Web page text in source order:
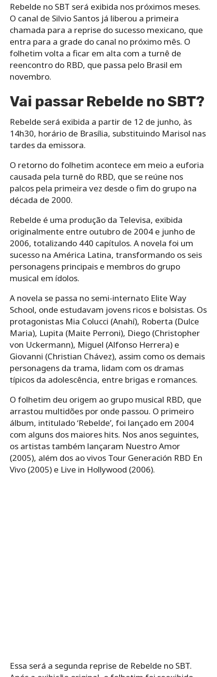
Rebelde no SBT será exibida nos próximos meses.
O canal de Silvio Santos já liberou a primeira
chamada para a reprise do sucesso mexicano, que
entra para a grade do canal no próximo mês. O
folhetim volta a ficar em alta com a turnê de
reencontro do RBD, que passa pelo Brasil em
novembro.
Vai passar Rebelde no SBT?
Rebelde será exibida a partir de 12 de junho, às
14h30, horário de Brasília, substituindo Marisol nas
tardes da emissora.
O retorno do folhetim acontece em meio a euforia
causada pela turnê do RBD, que se reúne nos
palcos pela primeira vez desde o fim do grupo na
década de 2000.
Rebelde é uma produção da Televisa, exibida
originalmente entre outubro de 2004 e junho de
2006, totalizando 440 capítulos. A novela foi um
sucesso na América Latina, transformando os seis
personagens principais e membros do grupo
musical em ídolos.
A novela se passa no semi-internato Elite Way
School, onde estudavam jovens ricos e bolsistas. Os
protagonistas Mia Colucci (Anahí), Roberta (Dulce
Maria), Lupita (Maite Perroni), Diego (Christopher
von Uckermann), Miguel (Alfonso Herrera) e
Giovanni (Christian Chávez), assim como os demais
personagens da trama, lidam com os dramas
típicos da adolescência, entre brigas e romances.
O folhetim deu origem ao grupo musical RBD, que
arrastou multidões por onde passou. O primeiro
álbum, intitulado ‘Rebelde’, foi lançado em 2004
com alguns dos maiores hits. Nos anos seguintes,
os artistas também lançaram Nuestro Amor
(2005), além dos ao vivos Tour Generación RBD En
Vivo (2005) e Live in Hollywood (2006).
Essa será a segunda reprise de Rebelde no SBT.